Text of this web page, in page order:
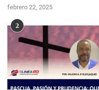
febrero 22, 2025
2